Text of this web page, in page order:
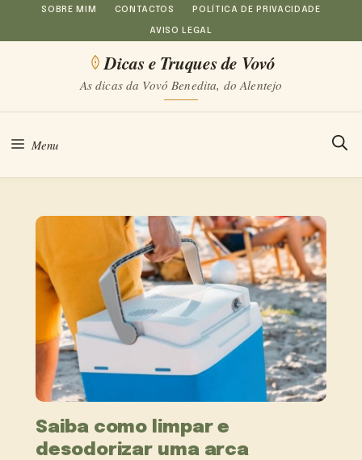
Saltar
para
conteúdo
SOBRE MIM CONTACTOS POLÍTICA DE PRIVACIDADE
AVISO LEGAL
Dicas e Truques de Vovó
As dicas da Vovó Benedita, do Alentejo
Menu
Saiba como limpar e
desodorizar uma arca